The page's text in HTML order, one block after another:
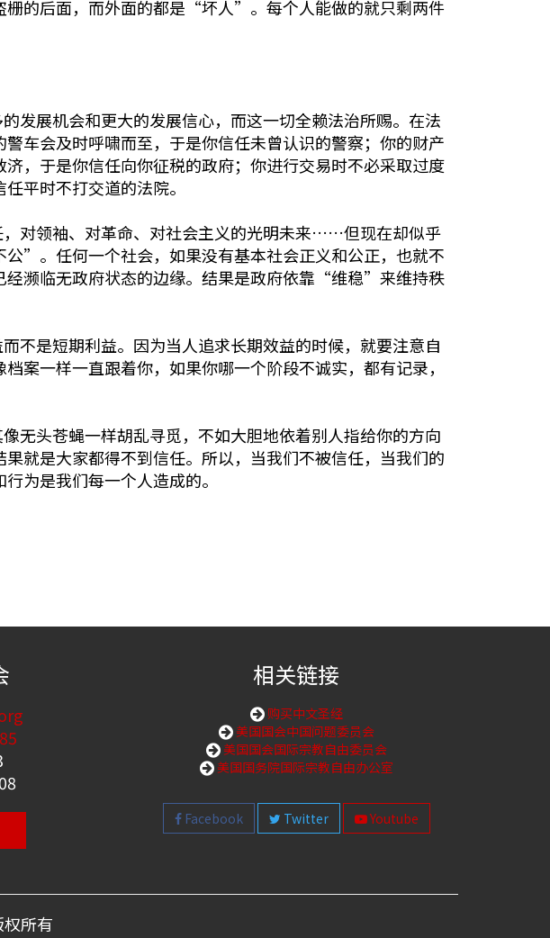
栅的后面，而外面的都是“坏人”。每个人能做的就只剩两件
发展机会和更大的发展信心，而这一切全赖法治所赐。在法
车会及时呼啸而至，于是你信任未曾认识的警察；你的财产
，于是你信任向你征税的政府；你进行交易时不必采取过度
平时不打交道的法院。
对领袖、对革命、对社会主义的光明未来……但现在却似乎
”。任何一个社会，如果没有基本社会正义和公正，也就不
经濒临无政府状态的边缘。结果是政府依靠“维稳”来维持秩
不是短期利益。因为当人追求长期效益的时候，就要注意自
案一样一直跟着你，如果你哪一个阶段不诚实，都有记录，
无头苍蝇一样胡乱寻觅，不如大胆地依着别人指给你的方向
就是大家都得不到信任。所以，当我们不被信任，当我们的
为是我们每一个人造成的。
相关链接
购买中文圣经
美国国会中国问题委员会
美国国会国际宗教自由委员会
美国国务院国际宗教自由办公室
Facebook Twitter Youtube
所有